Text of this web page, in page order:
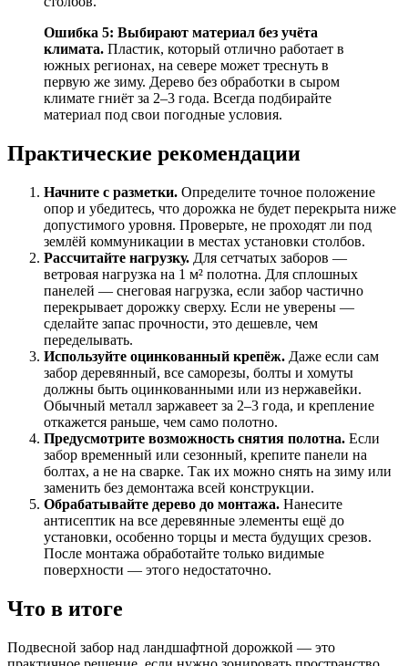
Ошибка 5: Выбирают материал без учёта
климата. Пластик, который отлично работает в
южных регионах, на севере может треснуть в
первую же зиму. Дерево без обработки в сыром
климате гниёт за 2–3 года. Всегда подбирайте
материал под свои погодные условия.
Практические рекомендации
Начните с разметки. Определите точное положение
опор и убедитесь, что дорожка не будет перекрыта ниже
допустимого уровня. Проверьте, не проходят ли под
землёй коммуникации в местах установки столбов.
Рассчитайте нагрузку. Для сетчатых заборов —
ветровая нагрузка на 1 м² полотна. Для сплошных
панелей — снеговая нагрузка, если забор частично
перекрывает дорожку сверху. Если не уверены —
сделайте запас прочности, это дешевле, чем
переделывать.
Используйте оцинкованный крепёж. Даже если сам
забор деревянный, все саморезы, болты и хомуты
должны быть оцинкованными или из нержавейки.
Обычный металл заржавеет за 2–3 года, и крепление
откажется раньше, чем само полотно.
Предусмотрите возможность снятия полотна. Если
забор временный или сезонный, крепите панели на
болтах, а не на сварке. Так их можно снять на зиму или
заменить без демонтажа всей конструкции.
Обрабатывайте дерево до монтажа. Нанесите
антисептик на все деревянные элементы ещё до
установки, особенно торцы и места будущих срезов.
После монтажа обработайте только видимые
поверхности — этого недостаточно.
Что в итоге
Подвесной забор над ландшафтной дорожкой — это